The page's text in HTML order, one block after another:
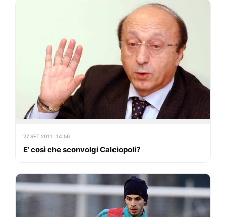
27 SET 2011 · 14:56
E’ così che sconvolgi Calciopoli?